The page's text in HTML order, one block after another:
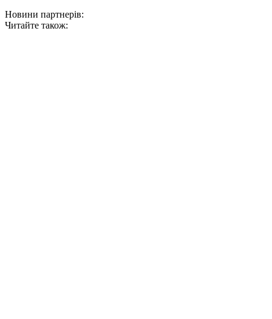
Новини партнерів:
Читайте також: